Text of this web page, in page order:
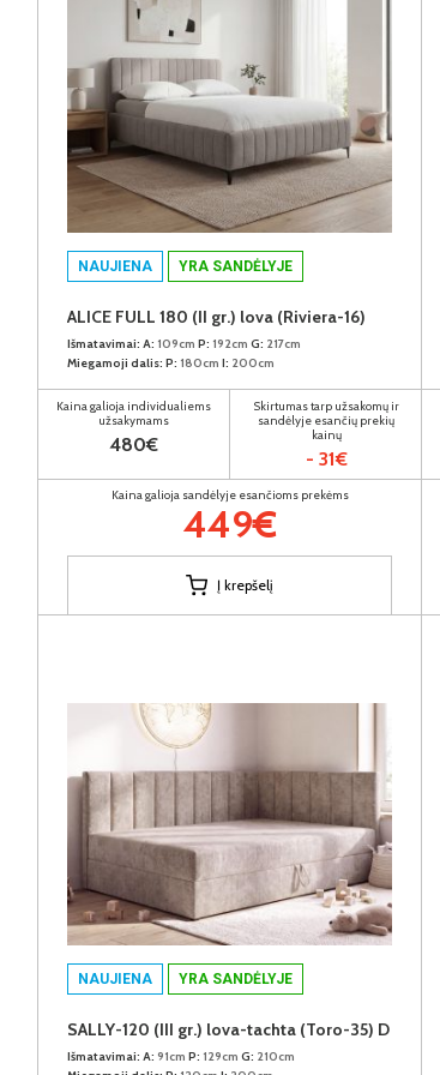
NAUJIENA YRA SANDĖLYJE
ALICE FULL 180 (II gr.) lova (Riviera-16)
Išmatavimai: A: 109cm P: 192cm G: 217cm
Miegamoji dalis: P: 180cm I: 200cm
Kaina galioja individualiems
užsakymams
480€
Skirtumas tarp užsakomų ir
sandėlyje esančių prekių
kainų
- 31€
Kaina galioja sandėlyje esančioms prekėms
449€
Į krepšelį
NAUJIENA YRA SANDĖLYJE
SALLY-120 (III gr.) lova-tachta (Toro-35) D
Išmatavimai: A: 91cm P: 129cm G: 210cm